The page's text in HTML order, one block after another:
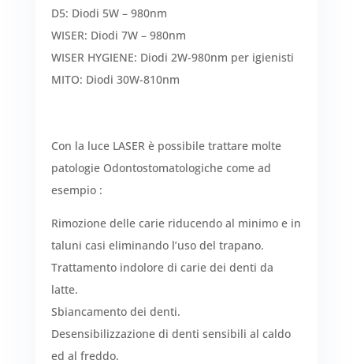
D5: Diodi 5W – 980nm
WISER: Diodi 7W – 980nm
WISER HYGIENE: Diodi 2W-980nm per igienisti
MITO: Diodi 30W-810nm
Con la luce LASER è possibile trattare molte
patologie Odontostomatologiche come ad
esempio :
Rimozione delle carie riducendo al minimo e in
taluni casi eliminando l’uso del trapano.
Trattamento indolore di carie dei denti da
latte.
Sbiancamento dei denti.
Desensibilizzazione di denti sensibili al caldo
ed al freddo.